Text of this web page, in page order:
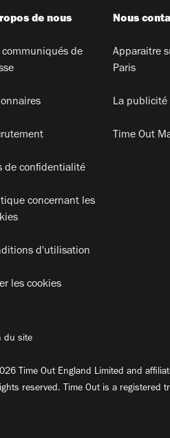
de nous
communiqués de
de confidentialité
concernant les
d'utilisation
les cookies
Nous
Apparaitre
Paris
La publicité
Time Out
du site
Time Out England Limited and
reserved. Time Out is a registered